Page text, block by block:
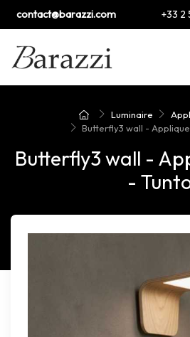
contact@barazzi.com +33 2
Luminaire
Butterfly3 wall -
Butterfly3 wall -
-